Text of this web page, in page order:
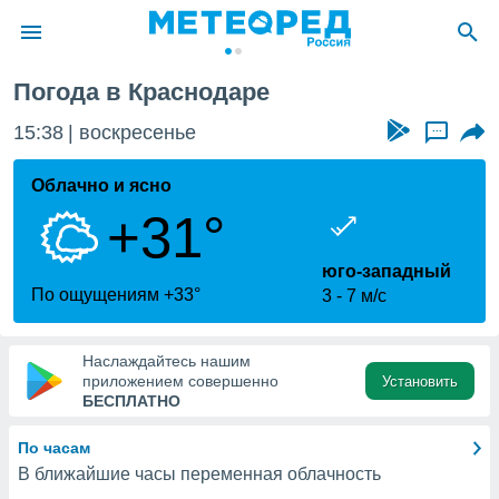
о
Вы можете
к этому
доступ
Погода в Краснодаре
15:38 воскресенье ...
Облачно и ясно
+31°
По ощущениям +33°
юго-западный
3
7 м/с
Наслаждайтесь нашим
приложением совершенно
БЕСПЛАТНО
Установить
По часам
В ближайшие часы переменная облачность